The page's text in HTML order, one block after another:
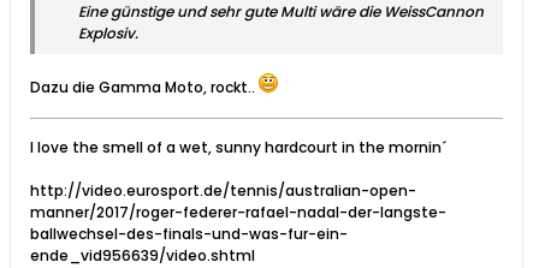
Eine günstige und sehr gute Multi wäre die WeissCannon
Explosiv.
Dazu die Gamma Moto, rockt..
I love the smell of a wet, sunny hardcourt in the mornin´
http://video.eurosport.de/tennis/australian-open-
manner/2017/roger-federer-rafael-nadal-der-langste-
ballwechsel-des-finals-und-was-fur-ein-
ende_vid956639/video.shtml